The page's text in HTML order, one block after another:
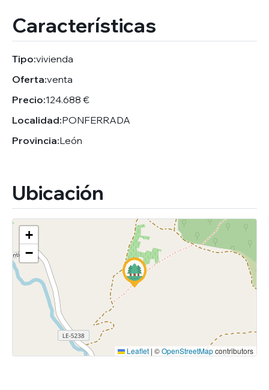
Características
Tipo:vivienda
Oferta:venta
Precio:124.688 €
Localidad:PONFERRADA
Provincia:León
Ubicación
+
−
Leaflet | ©OpenStreetMapcontributors